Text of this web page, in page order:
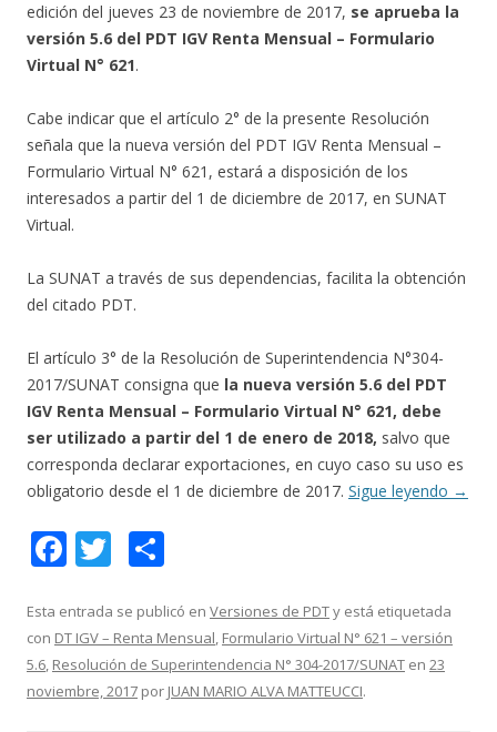
edición del jueves 23 de noviembre de 2017, se aprueba la
versión 5.6 del PDT IGV Renta Mensual – Formulario
Virtual N° 621.
Cabe indicar que el artículo 2° de la presente Resolución
señala que la nueva versión del PDT IGV Renta Mensual –
Formulario Virtual N° 621, estará a disposición de los
interesados a partir del 1 de diciembre de 2017, en SUNAT
Virtual.
La SUNAT a través de sus dependencias, facilita la obtención
del citado PDT.
El artículo 3° de la Resolución de Superintendencia N°304-
2017/SUNAT consigna que la nueva versión 5.6 del PDT
IGV Renta Mensual – Formulario Virtual N° 621, debe
ser utilizado a partir del 1 de enero de 2018, salvo que
corresponda declarar exportaciones, en cuyo caso su uso es
obligatorio desde el 1 de diciembre de 2017. Sigue leyendo →
F
e
b
o
T
itt
er
m
p
ar
Esta entrada se publicó en Versiones de PDTy está etiquetada
con DT IGV – Renta Mensual, Formulario Virtual N° 621 – versión
5.6, Resolución de Superintendencia N° 304-2017/SUNAT en 23
noviembre, 2017 por JUAN MARIO ALVA MATTEUCCI.